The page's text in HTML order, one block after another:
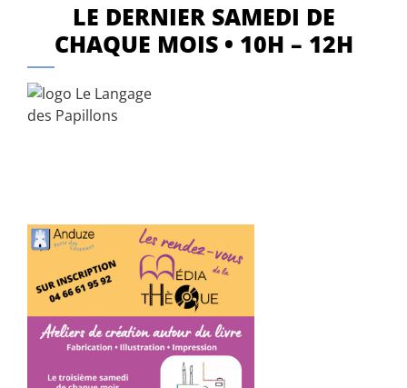
LE DERNIER SAMEDI DE
CHAQUE MOIS • 10H – 12H